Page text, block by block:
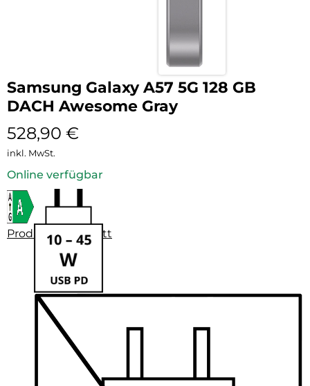
Samsung Galaxy A57 5G 128 GB
DACH Awesome Gray
528,90 €
inkl. MwSt.
Online verfügbar
Produktdatenblatt